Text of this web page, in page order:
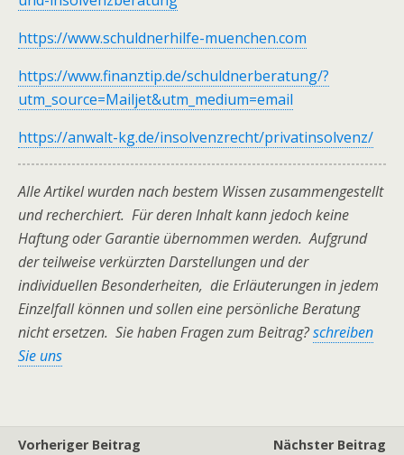
https://www.schuldnerhilfe-muenchen.com
https://www.finanztip.de/schuldnerberatung/?
utm_source=Mailjet&utm_medium=email
https://anwalt-kg.de/insolvenzrecht/privatinsolvenz/
Alle Artikel wurden nach bestem Wissen zusammengestellt
und recherchiert. Für deren Inhalt kann jedoch keine
Haftung oder Garantie übernommen werden. Aufgrund
der teilweise verkürzten Darstellungen und der
individuellen Besonderheiten, die Erläuterungen in jedem
Einzelfall können und sollen eine persönliche Beratung
nicht ersetzen. Sie haben Fragen zum Beitrag?schreiben
Sie uns
Vorheriger Beitrag
Nächster Beitrag